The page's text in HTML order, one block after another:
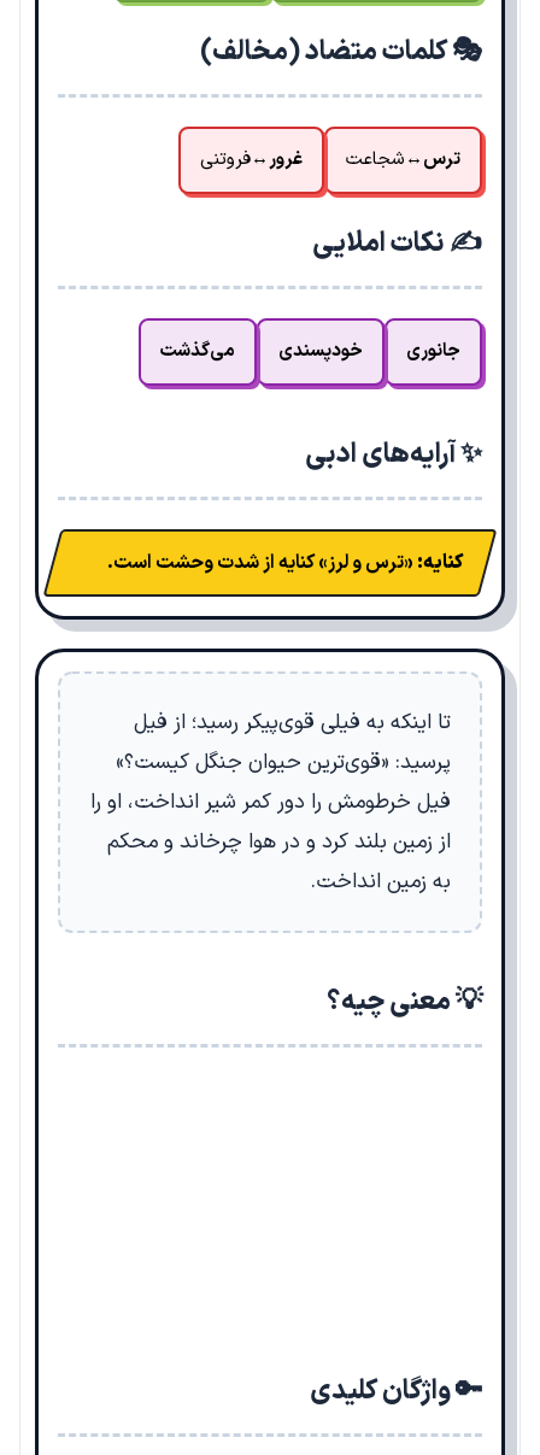
🎭 کلمات متضاد (مخالف)
ترس↔شجاعت غرور↔فروتنی
✍️ نکات املایی
جانوری خودپسندی می‌گذشت
✨ آرایه‌های ادبی
کنایه: «ترس و لرز» کنایه از شدت وحشت است.
تا اینکه به فیلی قوی‌پیکر رسید؛ از فیل
پرسید: «قوی‌ترین حیوان جنگل کیست؟»
فیل خرطومش را دور کمر شیر انداخت، او را
از زمین بلند کرد و در هوا چرخاند و محکم
به زمین انداخت.
💡 معنی چیه؟
🔑 واژگان کلیدی